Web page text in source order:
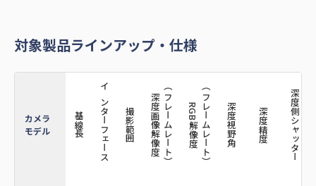
対象製品ラインアップ・仕様
カメラ
モデル
基線長 インターフェース 撮影範囲 深度画像解像度（フレームレート） RGB解像度（フレームレート） 深度視野角 深度精度 深度側シャッター